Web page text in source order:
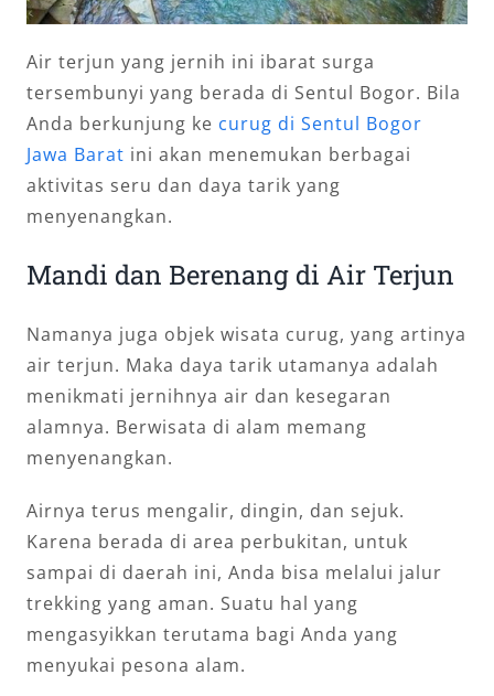
Air terjun yang jernih ini ibarat surga
tersembunyi yang berada di Sentul Bogor. Bila
Anda berkunjung ke curug di Sentul Bogor
Jawa Barat ini akan menemukan berbagai
aktivitas seru dan daya tarik yang
menyenangkan.
Mandi dan Berenang di Air Terjun
Namanya juga objek wisata curug, yang artinya
air terjun. Maka daya tarik utamanya adalah
menikmati jernihnya air dan kesegaran
alamnya. Berwisata di alam memang
menyenangkan.
Airnya terus mengalir, dingin, dan sejuk.
Karena berada di area perbukitan, untuk
sampai di daerah ini, Anda bisa melalui jalur
trekking yang aman. Suatu hal yang
mengasyikkan terutama bagi Anda yang
menyukai pesona alam.